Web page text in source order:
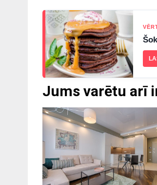
Jums varētu arī